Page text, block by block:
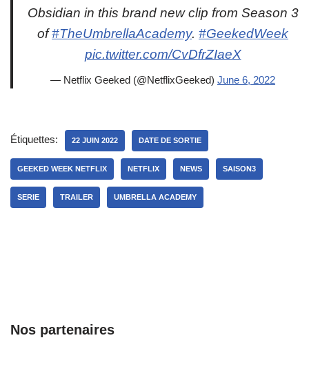
Obsidian in this brand new clip from Season 3
of#TheUmbrellaAcademy. #GeekedWeek
pic.twitter.com/CvDfrZIaeX
— Netflix Geeked (@NetflixGeeked) June 6, 2022
Étiquettes: 22 JUIN 2022 DATE DE SORTIE
GEEKED WEEK NETFLIX NETFLIX NEWS SAISON3
SERIE TRAILER UMBRELLA ACADEMY
Nos partenaires